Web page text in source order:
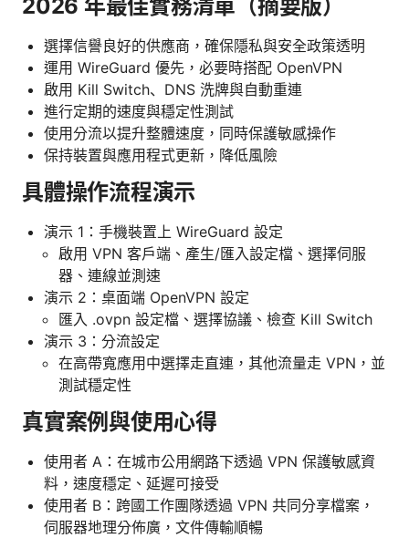
2026 年最佳實務清單（摘要版）
選擇信譽良好的供應商，確保隱私與安全政策透明
運用 WireGuard 優先，必要時搭配 OpenVPN
啟用 Kill Switch、DNS 洗牌與自動重連
進行定期的速度與穩定性測試
使用分流以提升整體速度，同時保護敏感操作
保持裝置與應用程式更新，降低風險
具體操作流程演示
演示 1：手機裝置上 WireGuard 設定
啟用 VPN 客戶端、產生/匯入設定檔、選擇伺服
器、連線並測速
演示 2：桌面端 OpenVPN 設定
匯入 .ovpn 設定檔、選擇協議、檢查 Kill Switch
演示 3：分流設定
在高帶寬應用中選擇走直連，其他流量走 VPN，並
測試穩定性
真實案例與使用心得
使用者 A：在城市公用網路下透過 VPN 保護敏感資
料，速度穩定、延遲可接受
使用者 B：跨國工作團隊透過 VPN 共同分享檔案，
伺服器地理分佈廣，文件傳輸順暢